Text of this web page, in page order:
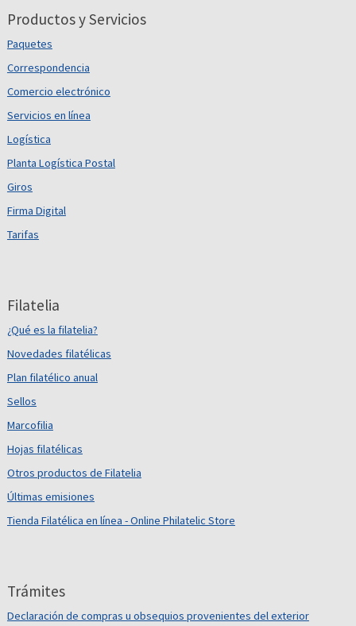
Productos y Servicios
Paquetes
Correspondencia
Comercio electrónico
Servicios en línea
Logística
Planta Logística Postal
Giros
Firma Digital
Tarifas
Filatelia
¿Qué es la filatelia?
Novedades filatélicas
Plan filatélico anual
Sellos
Marcofilia
Hojas filatélicas
Otros productos de Filatelia
Últimas emisiones
Tienda Filatélica en línea - Online Philatelic Store
Trámites
Declaración de compras u obsequios provenientes del exterior